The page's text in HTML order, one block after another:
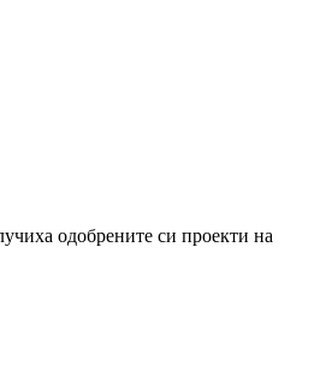
одобрените си проекти на